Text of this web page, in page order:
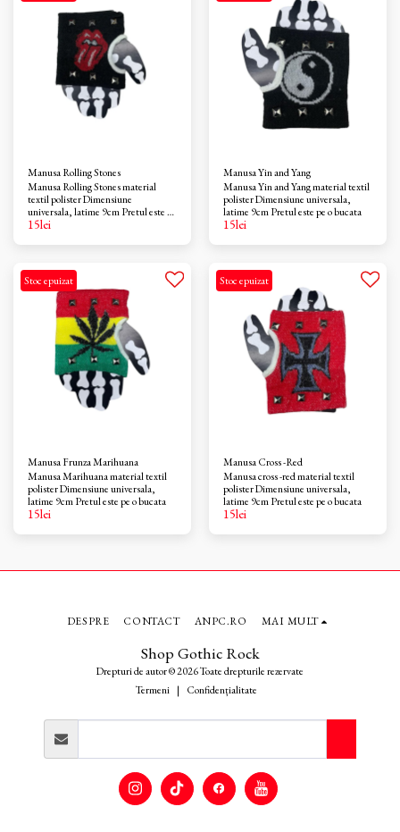
Manusa Rolling Stones
Manusa Rolling Stones material
textil polister Dimensiune
universala, latime 9cm Pretul este pe
o bucata
15lei
Manusa Yin and Yang
Manusa Yin and Yang material textil
polister Dimensiune universala,
latime 9cm Pretul este pe o bucata
15lei
Stoc epuizat
Manusa Frunza Marihuana
Manusa Marihuana material textil
polister Dimensiune universala,
latime 9cm Pretul este pe o bucata
15lei
Stoc epuizat
Manusa Cross -Red
Manusa cross -red material textil
polister Dimensiune universala,
latime 9cm Pretul este pe o bucata
15lei
Shop Gothic Rock
Drepturi de autor © 2026 Toate drepturile rezervate
Termeni | Confidențialitate
DESPRE CONTACT ANPC.RO MAI MULT